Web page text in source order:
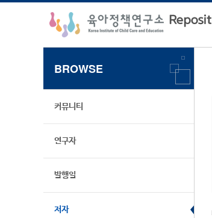
BROWSE
커뮤니티
연구자
발행일
저자